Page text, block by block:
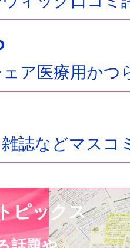
ア医療用かつ
誌などマスコ
ピックス